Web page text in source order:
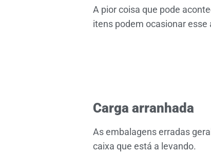
A pior coisa que pode
itens podem ocasionar esse
Carga arranhada
As embalagens erradas
caixa que está a levando.